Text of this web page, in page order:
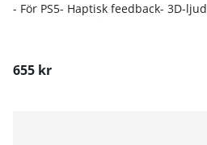
- För PS5- Haptisk feedback- 3D-ljud
655 kr